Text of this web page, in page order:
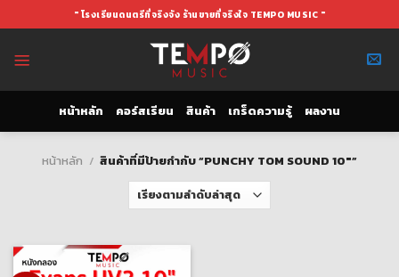
to
" โรงเรียนดนตรีที่จริงจัง ร้านขายที่จริงใจ TEMPO MUSIC "
หน้าหลัก คอร์สเรียน สินค้า เกร็ดความรู้ ผลงาน
หน้าหลัก / สินค้าที่มีป้ายกำกับ “PUNCHY TOM SOUND 10"”